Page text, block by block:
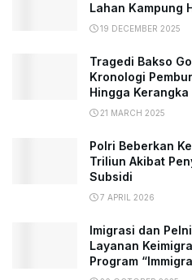
Lahan Kampung
19 DECEMBER 2025
Tragedi Bakso
Kronologi
Hingga Kerangka
21 MARCH 2025
Polri Beberkan
Triliun Akibat
Subsidi
7 APRIL 2026
Imigrasi dan
Layanan
Program